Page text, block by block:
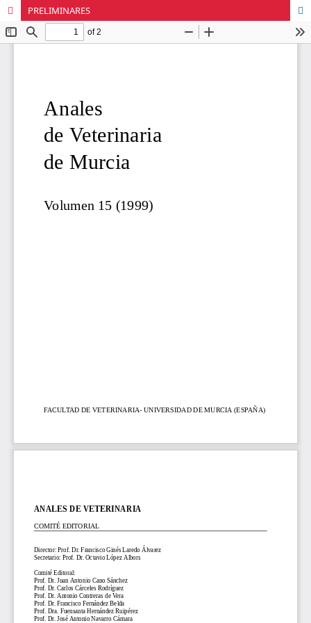
PRELIMINARES